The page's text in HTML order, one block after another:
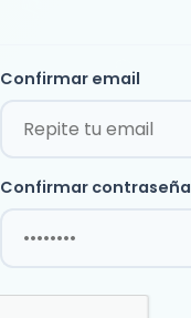
Confirmar email
Confirmar contraseña